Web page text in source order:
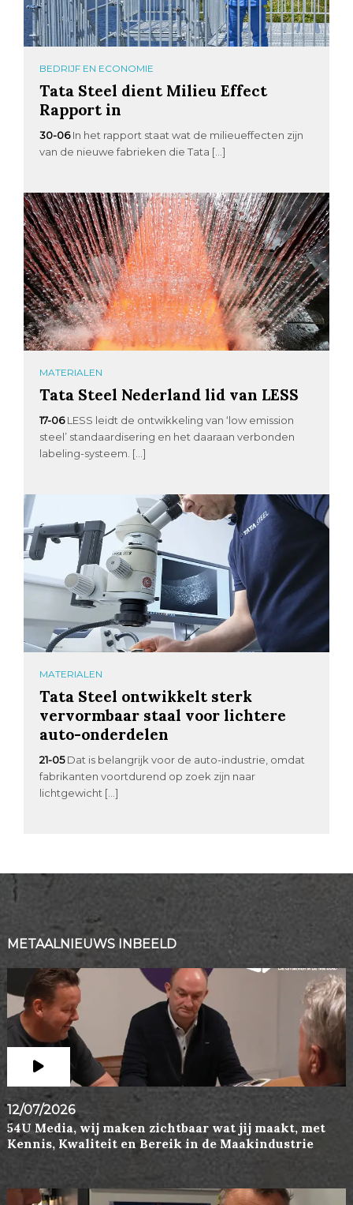
BEDRIJF EN ECONOMIE
Tata Steel dient Milieu Effect
Rapport in
30-06 In het rapport staat wat de milieueffecten zijn
van de nieuwe fabrieken die Tata […]
MATERIALEN
Tata Steel Nederland lid van LESS
17-06 LESS leidt de ontwikkeling van ‘low emission
steel’ standaardisering en het daaraan verbonden
labeling-systeem. […]
MATERIALEN
Tata Steel ontwikkelt sterk
vervormbaar staal voor lichtere
auto-onderdelen
21-05 Dat is belangrijk voor de auto-industrie, omdat
fabrikanten voortdurend op zoek zijn naar
lichtgewicht […]
METAALNIEUWS INBEELD
12/07/2026
54U Media, wij maken zichtbaar wat jij maakt, met
Kennis, Kwaliteit en Bereik in de Maakindustrie